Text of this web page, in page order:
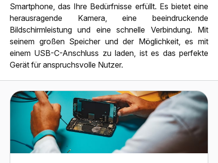
Smartphone, das Ihre Bedürfnisse erfüllt. Es bietet eine
herausragende Kamera, eine beeindruckende
Bildschirmleistung und eine schnelle Verbindung. Mit
seinem großen Speicher und der Möglichkeit, es mit
einem USB-C-Anschluss zu laden, ist es das perfekte
Gerät für anspruchsvolle Nutzer.